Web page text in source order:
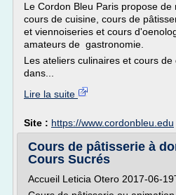
Le Cordon Bleu Paris propose
cours de cuisine, cours de
et viennoiseries et cours
amateurs de gastronomie.
Les ateliers culinaires et cours
dans...
Lire la suite
Site : https://www.cordonbleu.edu
Cours de pâtisserie à
Cours Sucrés
Accueil Leticia Otero 2017-06-